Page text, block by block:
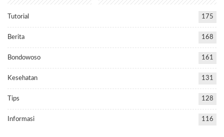
Tutorial 175
Berita 168
Bondowoso 161
Kesehatan 131
Tips 128
Informasi 116